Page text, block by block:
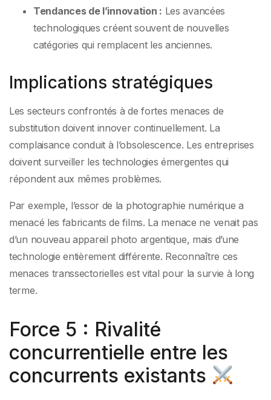
Tendances de l’innovation : Les avancées
technologiques créent souvent de nouvelles
catégories qui remplacent les anciennes.
Implications stratégiques
Les secteurs confrontés à de fortes menaces de
substitution doivent innover continuellement. La
complaisance conduit à l’obsolescence. Les entreprises
doivent surveiller les technologies émergentes qui
répondent aux mêmes problèmes.
Par exemple, l’essor de la photographie numérique a
menacé les fabricants de films. La menace ne venait pas
d’un nouveau appareil photo argentique, mais d’une
technologie entièrement différente. Reconnaître ces
menaces transsectorielles est vital pour la survie à long
terme.
Force 5 : Rivalité
concurrentielle entre les
concurrents existants